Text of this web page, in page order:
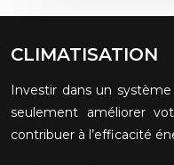
CLIMATISATION
Investir dans un
seulement améliorer
contribuer à l’efficacité